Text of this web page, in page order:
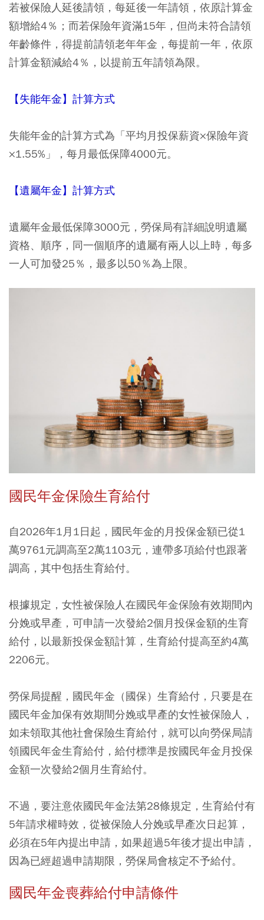
若被保險人延後請領，每延後一年請領，依原計算金
額增給4％；而若保險年資滿15年，但尚未符合請領
年齡條件，得提前請領老年年金，每提前一年，依原
計算金額減給4％，以提前五年請領為限。
【失能年金】計算方式
失能年金的計算方式為「平均月投保薪資×保險年資
×1.55%」，每月最低保障4000元。
【遺屬年金】計算方式
遺屬年金最低保障3000元，勞保局有詳細說明遺屬
資格、順序，同一個順序的遺屬有兩人以上時，每多
一人可加發25％，最多以50％為上限。
國民年金保險生育給付
自2026年1月1日起，國民年金的月投保金額已從1
萬9761元調高至2萬1103元，連帶多項給付也跟著
調高，其中包括生育給付。
根據規定，女性被保險人在國民年金保險有效期間內
分娩或早產，可申請一次發給2個月投保金額的生育
給付，以最新投保金額計算，生育給付提高至約4萬
2206元。
勞保局提醒，國民年金（國保）生育給付，只要是在
國民年金加保有效期間分娩或早產的女性被保險人，
如未領取其他社會保險生育給付，就可以向勞保局請
領國民年金生育給付，給付標準是按國民年金月投保
金額一次發給2個月生育給付。
不過，要注意依國民年金法第28條規定，生育給付有
5年請求權時效，從被保險人分娩或早產次日起算，
必須在5年內提出申請，如果超過5年後才提出申請，
因為已經超過申請期限，勞保局會核定不予給付。
國民年金喪葬給付申請條件